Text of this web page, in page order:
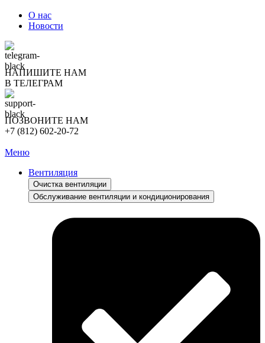
О нас
Новости
НАПИШИТЕ НАМ
В ТЕЛЕГРАМ
ПОЗВОНИТЕ НАМ
+7 (812) 602-20-72
Меню
Вентиляция
Очистка вентиляции
Обслуживание вентиляции и кондиционирования